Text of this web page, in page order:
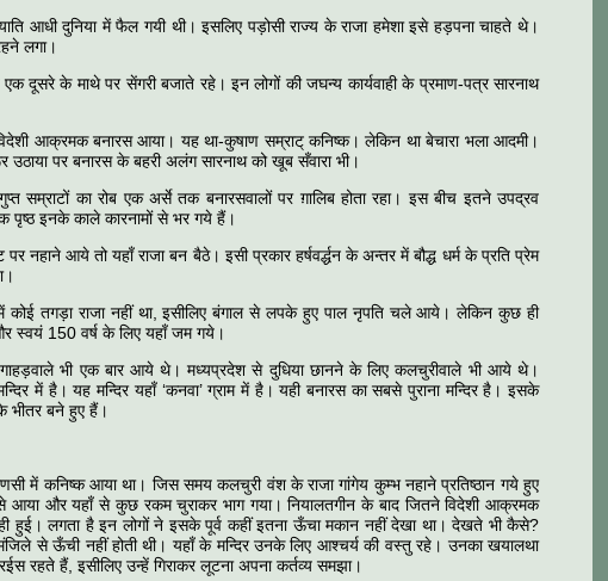
आधी दुनिया में फैल गयी थी। इसलिए पड़ोसी राज्य के राजा हमेशा इसे हड़पना चाहते थे।
लगा।
दूसरे के माथे पर सेंगरी बजाते रहे। इन लोगों की जघन्य कार्यवाही के प्रमाण-पत्र सारनाथ
आक्रमक बनारस आया। यह था-कुषाण सम्राट् कनिष्क। लेकिन था बेचारा भला आदमी।
पर बनारस के बहरी अलंग सारनाथ को खूब सँवारा भी।
सम्राटों का रोब एक अर्से तक बनारसवालों पर ग़ालिब होता रहा। इस बीच इतने उपद्रव
पृष्ठ इनके काले कारनामों से भर गये हैं।
पर नहाने आये तो यहाँ राजा बन बैठे। इसी प्रकार हर्षवर्द्धन के अन्तर में बौद्ध धर्म के प्रति प्रेम
कोई तगड़ा राजा नहीं था, इसीलिए बंगाल से लपके हुए पाल नृपति चले आये। लेकिन कुछ ही
स्वयं 150 वर्ष के लिए यहाँ जम गये।
भी एक बार आये थे। मध्यप्रदेश से दुधिया छानने के लिए कलचुरीवाले भी आये थे।
में है। यह मन्दिर यहाँ ‘कनवा’ ग्राम में है। यही बनारस का सबसे पुराना मन्दिर है। इसके
भीतर बने हुए हैं।
में कनिष्क आया था। जिस समय कलचुरी वंश के राजा गांगेय कुम्भ नहाने प्रतिष्ठान गये हुए
आया और यहाँ से कुछ रकम चुराकर भाग गया। नियालतगीन के बाद जितने विदेशी आक्रमक
हुई। लगता है इन लोगों ने इसके पूर्व कहीं इतना ऊँचा मकान नहीं देखा था। देखते भी कैसे?
से ऊँची नहीं होती थी। यहाँ के मन्दिर उनके लिए आश्चर्य की वस्तु रहे। उनका खयालथा
हैं, इसीलिए उन्हें गिराकर लूटना अपना कर्तव्य समझा।